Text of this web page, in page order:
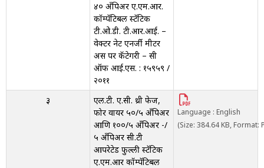
४० अँपिअर ए.एम.आर.
कॉम्पॅटिबल स्टॅटिक
टी.ओ.डी. टी.आर.आई. –
वेक्टर नेट एनर्जी मीटर
अस पर कॅटेगरी – सी
ऑफ आई.एस. : १५९५९ /
२०११
३
एल.टी. ए.सी. थ्री फेज,
फोर वायर ५०/५ अँपिअर
आणि १००/५ अँपिअर -/
५ अँपिअर सी.टी
आपरेटेड फुल्ली स्टॅटिक
ए.एम.आर कॉम्पॅटिबल
Language : English
(Size: 384.64 KB, Format: